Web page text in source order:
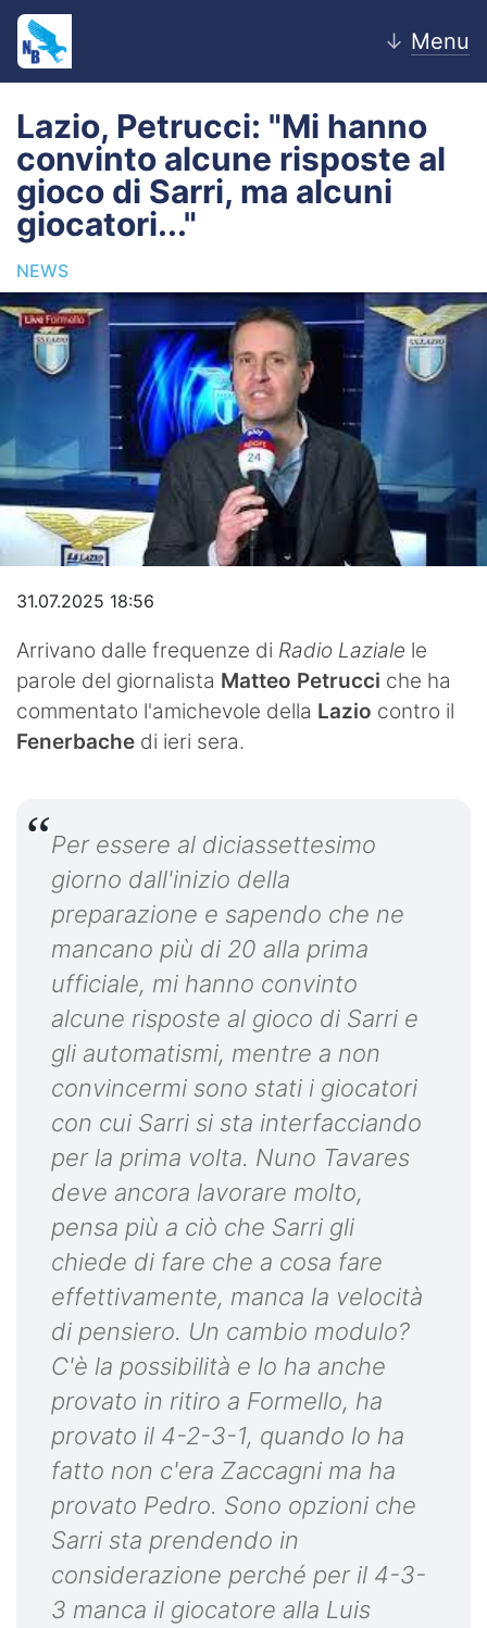
↓ Menu
Home
News
Editoriale
Pagelle
Settore Giovanile
Lazio Women
Calciomercato
Video
Lazio, Petrucci: "Mi hanno
convinto alcune risposte al
gioco di Sarri, ma alcuni
giocatori..."
NEWS
31.07.2025 18:56
Arrivano dalle frequenze di Radio Laziale le
parole del giornalista Matteo Petrucci che ha
commentato l'amichevole della Lazio contro il
Fenerbache di ieri sera.
Per essere al diciassettesimo
giorno dall'inizio della
preparazione e sapendo che ne
mancano più di 20 alla prima
ufficiale, mi hanno convinto
alcune risposte al gioco di Sarri e
gli automatismi, mentre a non
convincermi sono stati i giocatori
con cui Sarri si sta interfacciando
per la prima volta. Nuno Tavares
deve ancora lavorare molto,
pensa più a ciò che Sarri gli
chiede di fare che a cosa fare
effettivamente, manca la velocità
di pensiero. Un cambio modulo?
C'è la possibilità e lo ha anche
provato in ritiro a Formello, ha
provato il 4-2-3-1, quando lo ha
fatto non c'era Zaccagni ma ha
provato Pedro. Sono opzioni che
Sarri sta prendendo in
considerazione perché per il 4-3-
3 manca il giocatore alla Luis